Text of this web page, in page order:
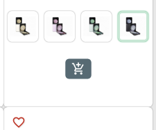
add_shopping_cart
favorite_border